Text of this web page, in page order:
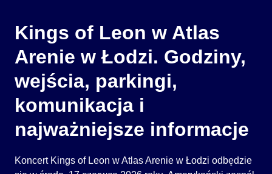
Kings of Leon w Atlas
Arenie w Łodzi. Godziny,
wejścia, parkingi,
komunikacja i
najważniejsze informacje
Koncert Kings of Leon w Atlas Arenie w Łodzi odbędzie